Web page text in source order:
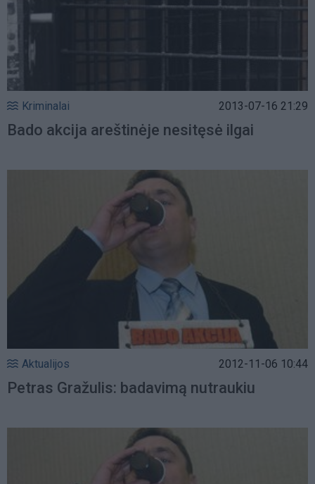
Kriminalai 2013-07-16 21:29
Bado akcija areštinėje nesitęsė ilgai
Aktualijos 2012-11-06 10:44
Petras Gražulis: badavimą nutraukiu